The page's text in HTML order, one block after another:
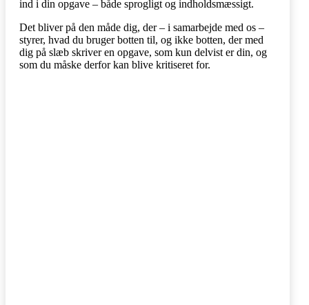
ind i din opgave – både sprogligt og indholdsmæssigt.
Det bliver på den måde dig, der – i samarbejde med os –
styrer, hvad du bruger botten til, og ikke botten, der med
dig på slæb skriver en opgave, som kun delvist er din, og
som du måske derfor kan blive kritiseret for.